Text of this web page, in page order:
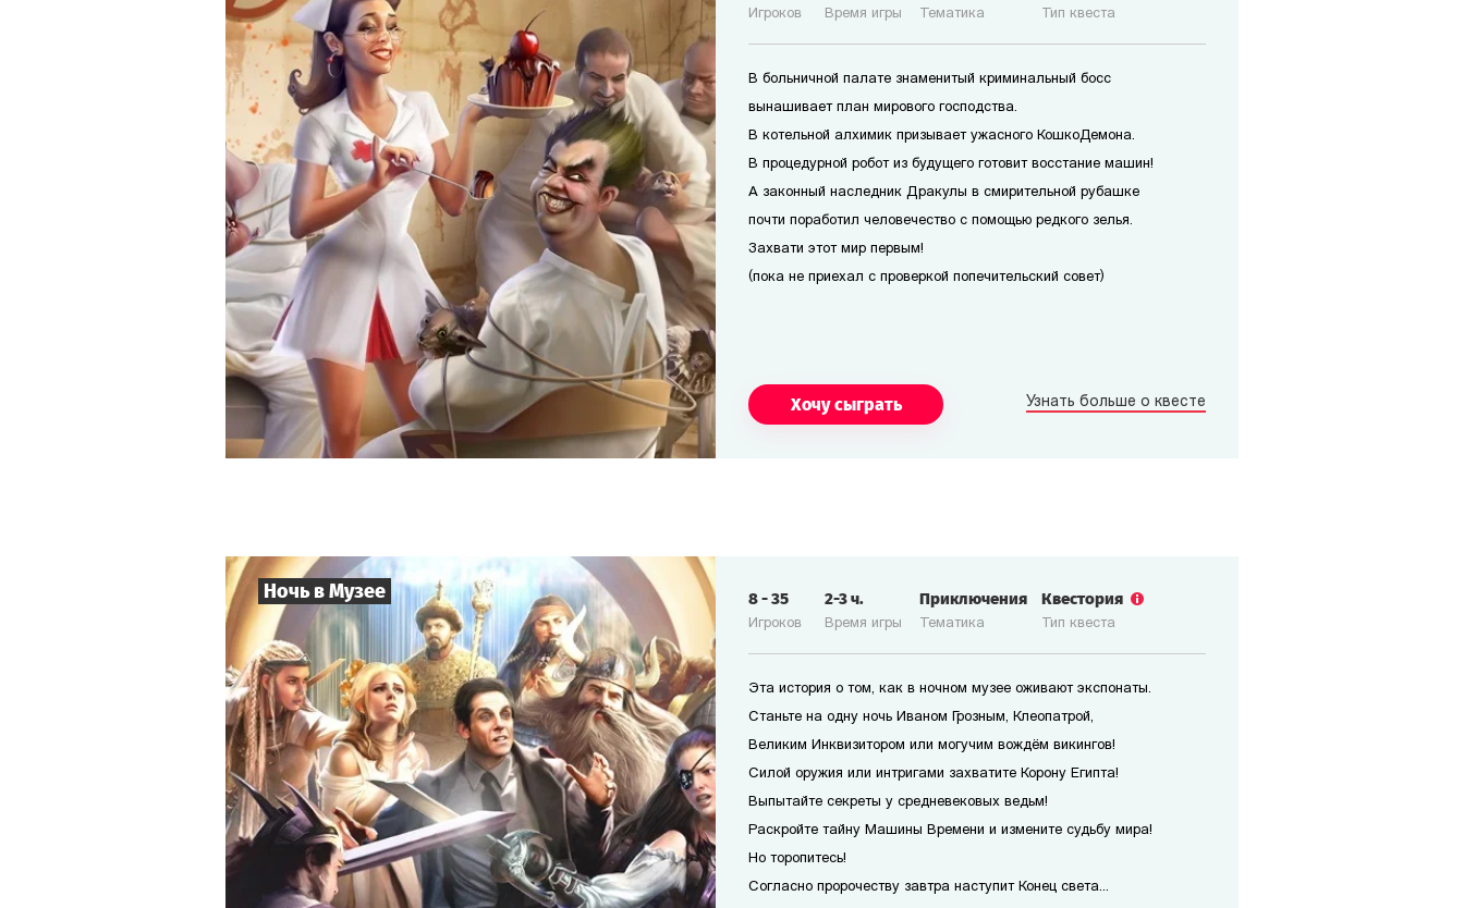
Игроков Время игры Тематика Тип квеста
В больничной палате знаменитый криминальный босс
вынашивает план мирового господства.
В котельной алхимик призывает ужасного КошкоДемона.
В процедурной робот из будущего готовит восстание машин!
А законный наследник Дракулы в смирительной рубашке
почти поработил человечество с помощью редкого зелья.
Захвати этот мир первым!
(пока не приехал с проверкой попечительский совет)
Хочу сыграть Узнать больше о квесте
Ночь в Музее
Игроков
8-35
Время игры
2-3ч.
Тематика
Приключения
Тип квеста
Квестория
Эта история о том, как в ночном музее оживают экспонаты.
Станьте на одну ночь Иваном Грозным, Клеопатрой,
Великим Инквизитором или могучим вождём викингов!
Силой оружия или интригами захватите Корону Египта!
Выпытайте секреты у средневековых ведьм!
Раскройте тайну Машины Времени и измените судьбу мира!
Но торопитесь!
Согласно пророчеству завтра наступит Конец света...